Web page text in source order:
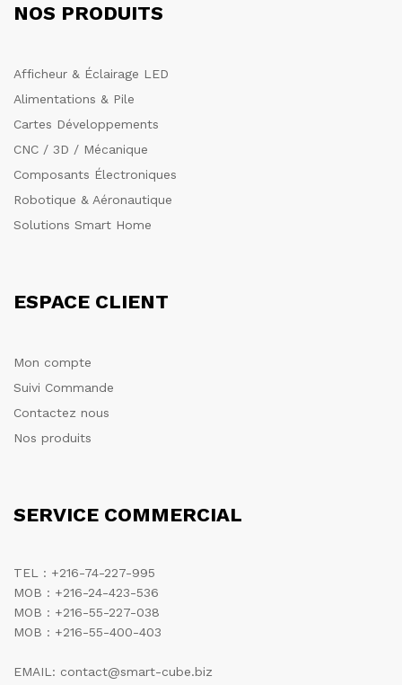
NOS PRODUITS
Afficheur & Éclairage LED
Alimentations & Pile
Cartes Développements
CNC / 3D / Mécanique
Composants Électroniques
Robotique & Aéronautique
Solutions Smart Home
ESPACE CLIENT
Mon compte
Suivi Commande
Contactez nous
Nos produits
SERVICE COMMERCIAL
TEL : +216-74-227-995
MOB : +216-24-423-536
MOB : +216-55-227-038
MOB : +216-55-400-403
EMAIL: contact@smart-cube.biz